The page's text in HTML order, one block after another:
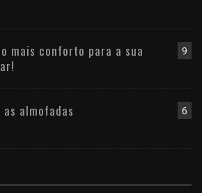
9
mais conforto para a sua
6
as almofadas